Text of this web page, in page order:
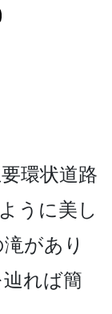
環状道路
う­に美し
があり
れば簡